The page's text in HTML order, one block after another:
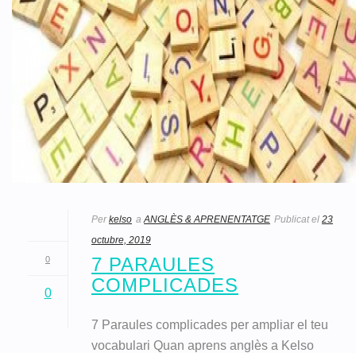
0
0
Per kelso a ANGLÈS & APRENENTATGE Publicat el 23
octubre, 2019
7 PARAULES
COMPLICADES
7 Paraules complicades per ampliar el teu
vocabulari Quan aprens anglès a Kelso